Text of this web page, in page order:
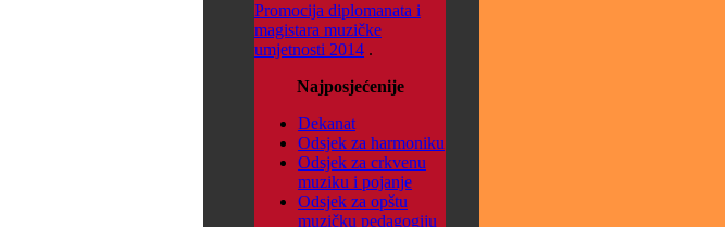
Promocija diplomanata i
magistara muzičke
umjetnosti 2014 .
Najposjećenije
Dekanat
Odsjek za harmoniku
Odsjek za crkvenu
muziku i pojanje
Odsjek za opštu
muzičku pedagogiju